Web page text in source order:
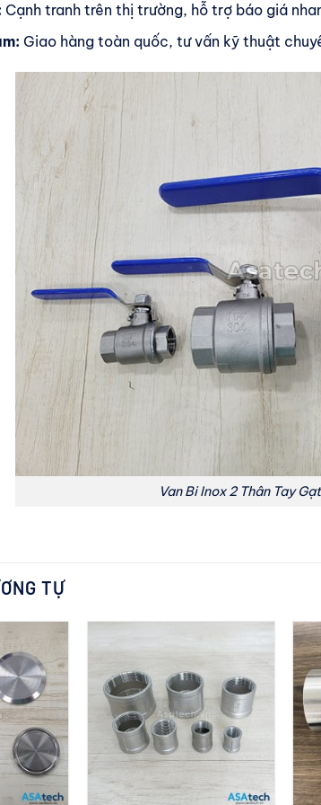
Cạnh tranh trên thị trường, hỗ trợ báo giá
Giao hàng toàn quốc, tư vấn kỹ thuật
Van Bi Inox 2 Thân Tay
TỰ